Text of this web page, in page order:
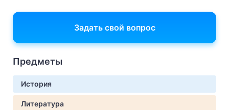
Задать свой вопрос
Предметы
История
Литература